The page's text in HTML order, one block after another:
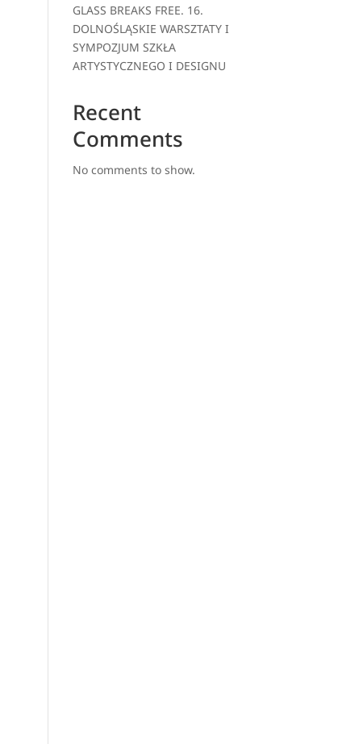
GLASS BREAKS FREE. 16.
DOLNOŚLĄSKIE WARSZTATY I
SYMPOZJUM SZKŁA
ARTYSTYCZNEGO I DESIGNU
Recent
Comments
No comments to show.